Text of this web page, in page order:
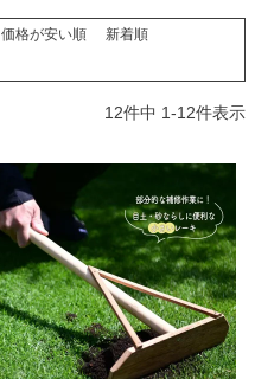
価格が安い順
新着順
12件中 1-12件表示